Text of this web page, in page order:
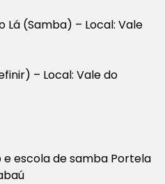
Lá (Samba) – Local: Vale
– Local: Vale do
e escola de samba Portela